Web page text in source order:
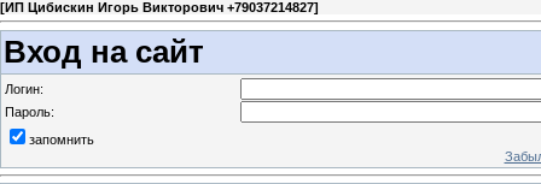
[ИП Цибискин Игорь Викторович +79037214827]
Вход на сайт
Логин:
Пароль:
запомнить